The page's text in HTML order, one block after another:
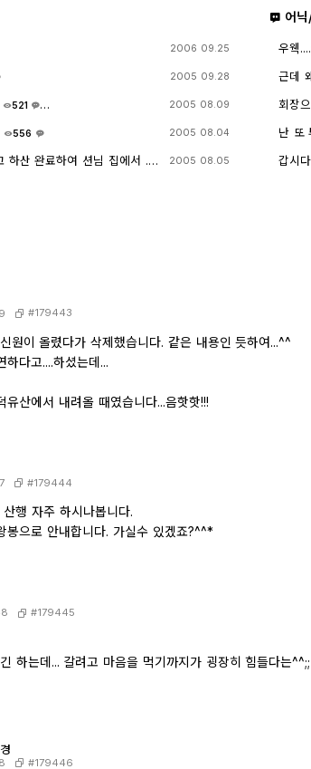
2006 09.25
2005 09.28
521
5
2005 08.09
556
2005 08.04
왕봉 찍으시고 하산 완료하여 션님 집에서 ... 2005 08.05
어
우웩....ㅠㅠ 컵이 디더분혀서리
근데
회장
난 또
갑시다 가자고요. 아
#179443
원이 올렸다가 삭제했습니다. 같은 내용인 듯하여...^^
다고....하셨는데...
유산에서 내려올 때였습니다...음핫핫!!!
#179444
행 자주 하시나봅니다.
봉으로 안내합니다. 가실수 있겠죠?^^*
#179445
하는데... 갈려고 마음을 먹기까지가 굉장히 힘들다는^^;;
#179446